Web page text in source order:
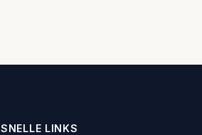
SNELLE LINKS